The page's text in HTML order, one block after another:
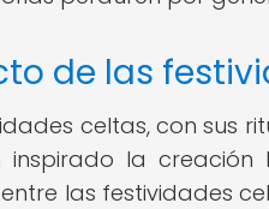
de las
celtas, con sus
inspirado la
las festividades